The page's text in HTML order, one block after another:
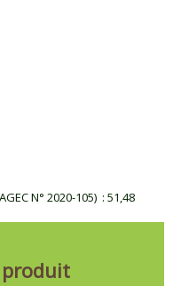
N° 2020-105) : 51,48
produit